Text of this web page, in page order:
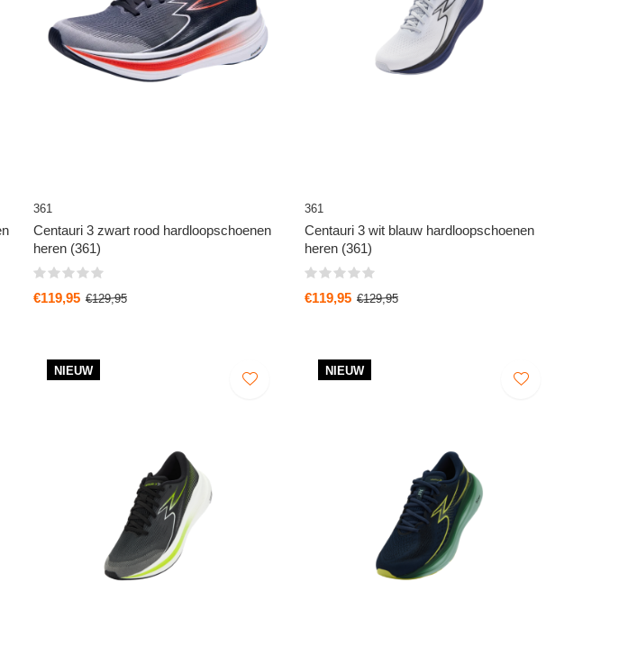
361
Centauri 3 zwart rood hardloopschoenen
heren (361)
€119,95 €129,95
361
Centauri 3 wit blauw hardloopschoenen
heren (361)
€119,95 €129,95
NIEUW NIEUW